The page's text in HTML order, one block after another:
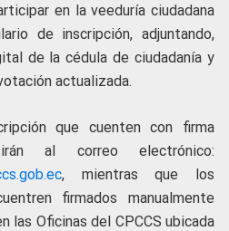
en la veeduría ciudadana
de inscripción, adjuntando,
de la cédula de ciudadanía y
actualizada.
que cuenten con firma
al correo electrónico:
, mientras que los
firmados manualmente
las Oficinas del CPCCS ubicada